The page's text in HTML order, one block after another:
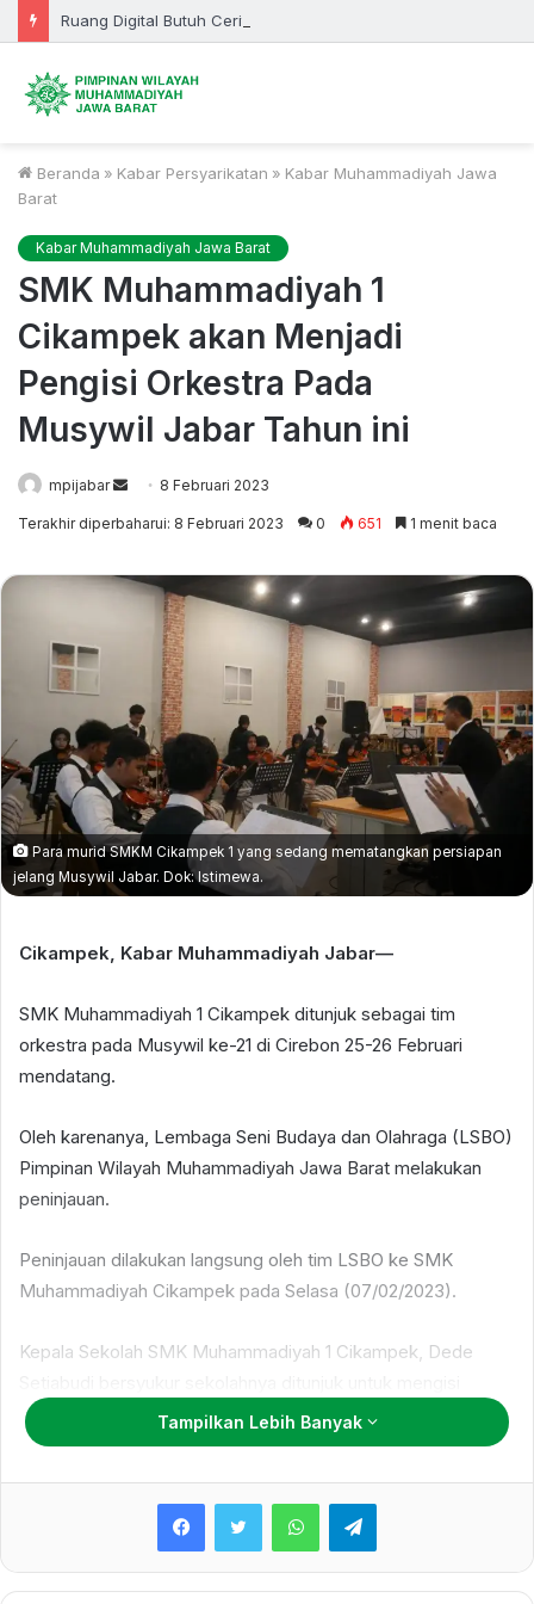
Ruang Digital Butuh Cerita, Bukan Sekadar Informasi
Beranda » Kabar Persyarikatan » Kabar Muhammadiyah Jawa
Barat
Kabar Muhammadiyah Jawa Barat
SMK Muhammadiyah 1
Cikampek akan Menjadi
Pengisi Orkestra Pada
Musywil Jabar Tahun ini
mpijabar
Send8 Februari 2023
Terakhir diperbaharui: 8 Februari 2023 0 651 1 menit baca
Para murid SMKM Cikampek 1 yang sedang mematangkan persiapan
jelang Musywil Jabar. Dok: Istimewa.
Cikampek, Kabar Muhammadiyah Jabar—
SMK Muhammadiyah 1 Cikampek ditunjuk sebagai tim
orkestra pada Musywil ke-21 di Cirebon 25-26 Februari
mendatang.
Oleh karenanya, Lembaga Seni Budaya dan Olahraga (LSBO)
Pimpinan Wilayah Muhammadiyah Jawa Barat melakukan
peninjauan.
Peninjauan dilakukan langsung oleh tim LSBO ke SMK
Muhammadiyah Cikampek pada Selasa (07/02/2023).
Kepala Sekolah SMK Muhammadiyah 1 Cikampek, Dede
orchestra musywil nanti.
terus dilakukan dan dievaluasi.
sebagai pengisi acara utama musywil untuk memainkan
Tampilkan Lebih Banyak
WhatsAppTelegram